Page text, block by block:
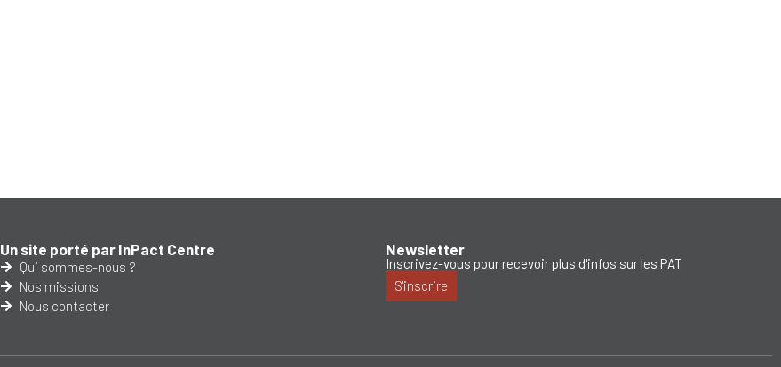
Un site porté par InPact Centre
Qui sommes-nous ?
Nos missions
Nous contacter
Newsletter
Inscrivez-vous pour recevoir plus d'infos sur les PAT
S'inscrire